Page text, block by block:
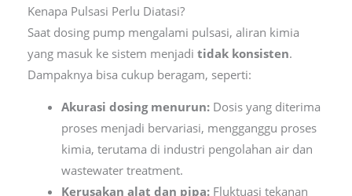
Kenapa Pulsasi Perlu Diatasi?
Saat dosing pump mengalami pulsasi, aliran kimia
yang masuk ke sistem menjadi tidak konsisten.
Dampaknya bisa cukup beragam, seperti:
Akurasi dosing menurun: Dosis yang diterima
proses menjadi bervariasi, mengganggu proses
kimia, terutama di industri pengolahan air dan
wastewater treatment.
Kerusakan alat dan pipa: Fluktuasi tekanan